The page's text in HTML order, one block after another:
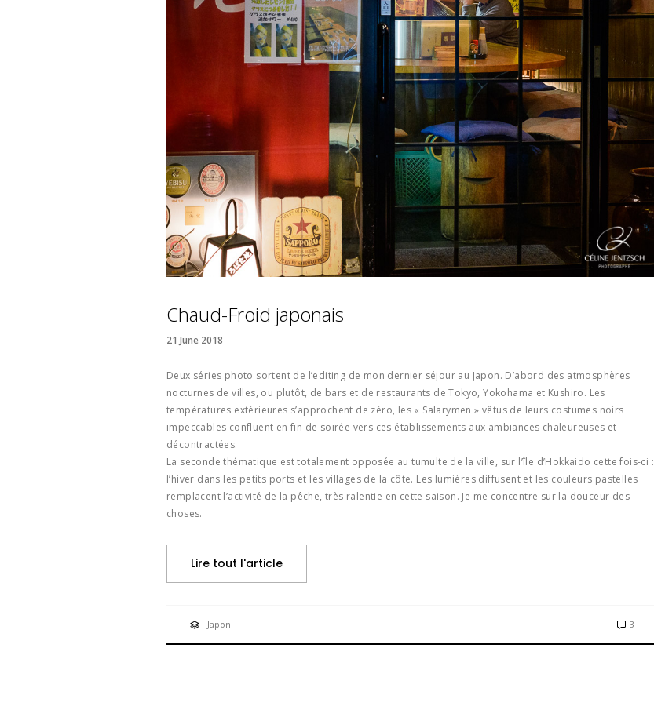
Chaud-Froid japonais
21 June 2018
Deux séries photo sortent de l’editing de mon dernier séjour au Japon. D’abord des atmosphères
nocturnes de villes, ou plutôt, de bars et de restaurants de Tokyo, Yokohama et Kushiro. Les
températures extérieures s’approchent de zéro, les « Salarymen » vêtus de leurs costumes noirs
impeccables confluent en fin de soirée vers ces établissements aux ambiances chaleureuses et
décontractées.
La seconde thématique est totalement opposée au tumulte de la ville, sur l’île d’Hokkaido cette fois-ci :
l’hiver dans les petits ports et les villages de la côte. Les lumières diffusent et les couleurs pastelles
remplacent l’activité de la pêche, très ralentie en cette saison. Je me concentre sur la douceur des
choses.
Lire tout l'article
Japon 3